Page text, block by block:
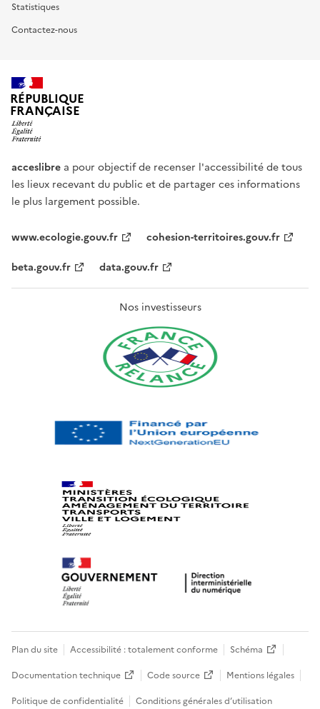
Statistiques
Contactez-nous
RÉPUBLIQUE
FRANÇAISE
acceslibre a pour objectif de recenser l'accessibilité de tous
les lieux recevant du public et de partager ces informations
le plus largement possible.
www.ecologie.gouv.fr
cohesion-territoires.gouv.fr
beta.gouv.fr
data.gouv.fr
Nos investisseurs
Plan du site Accessibilité : totalement conforme
Schéma
Documentation technique
Code source
Mentions légales
Politique de confidentialité
Conditions générales d’utilisation